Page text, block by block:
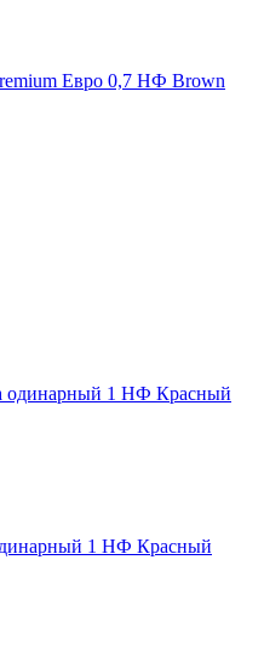
Евро 0,7 НФ Brown
1 НФ Красный